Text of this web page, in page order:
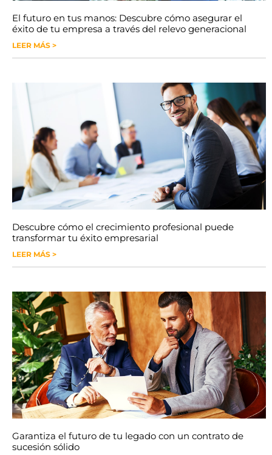
El futuro en tus manos: Descubre cómo asegurar el
éxito de tu empresa a través del relevo generacional
LEER MÁS >
Descubre cómo el crecimiento profesional puede
transformar tu éxito empresarial
LEER MÁS >
Garantiza el futuro de tu legado con un contrato de
sucesión sólido